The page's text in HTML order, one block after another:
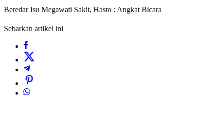
Beredar Isu Megawati Sakit, Hasto : Angkat Bicara
Sebarkan artikel ini